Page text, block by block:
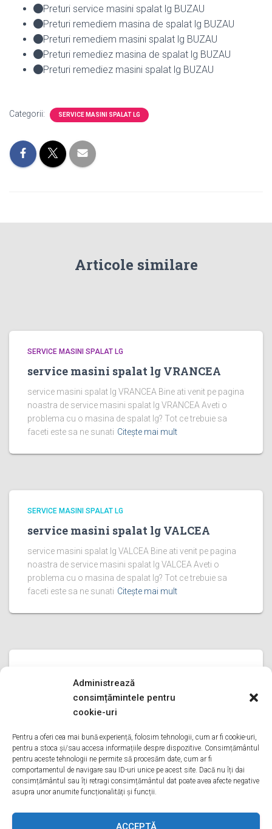
Administrează
consimțămintele pentru
cookie-uri
Pentru a oferi cea mai bună experiență, folosim tehnologii, cum ar fi cookie-uri,
pentru a stoca și/sau accesa informațiile despre dispozitive. Consimțământul
pentru aceste tehnologii ne permite să procesăm date, cum ar fi
comportamentul de navigare sau ID-uri unice pe acest site. Dacă nu îți dai
consimțământul sau îți retragi consimțământul dat poate avea afecte negative
asupra unor anumite funcționalități și funcții.
ACCEPTĂ
Preturi service masini spalat lg BUZAU
Preturi remediem masina de spalat lg BUZAU
Preturi remediem masini spalat lg BUZAU
Preturi remediez masina de spalat lg BUZAU
Preturi remediez masini spalat lg BUZAU
Categorii: SERVICE MASINI SPALAT LG
Articole similare
SERVICE MASINI SPALAT LG
service masini spalat lg VRANCEA
service masini spalat lg VRANCEA Bine ati venit pe pagina
noastra de service masini spalat lg VRANCEA Aveti o
problema cu o masina de spalat lg? Tot ce trebuie sa
faceti este sa ne sunati Citește mai mult
SERVICE MASINI SPALAT LG
service masini spalat lg VALCEA
service masini spalat lg VALCEA Bine ati venit pe pagina
noastra de service masini spalat lg VALCEA Aveti o
problema cu o masina de spalat lg? Tot ce trebuie sa
faceti este sa ne sunati Citește mai mult
service masini spalat lg PRAHOVA
service masini spalat lg PRAHOVA Bine ati venit pe pagina
problema cu o masina de spalat lg? Tot ce trebuie sa
faceti este sa ne sunati Citește mai mult
DESPRE NOI SERVICII